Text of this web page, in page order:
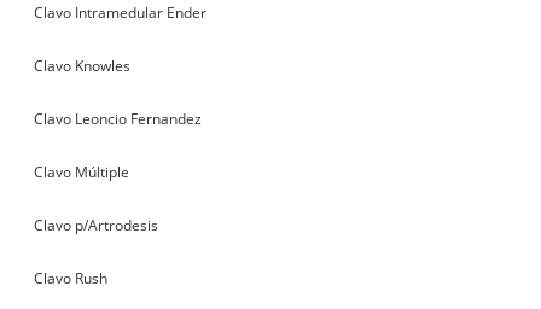
Clavo Intramedular Ender
Clavo Knowles
Clavo Leoncio Fernandez
Clavo Múltiple
Clavo p/Artrodesis
Clavo Rush